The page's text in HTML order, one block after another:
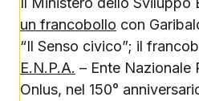
un francobollo con
“Il Senso civico”; il
E.N.P.A. – Ente Nazionale
Onlus, nel 150°